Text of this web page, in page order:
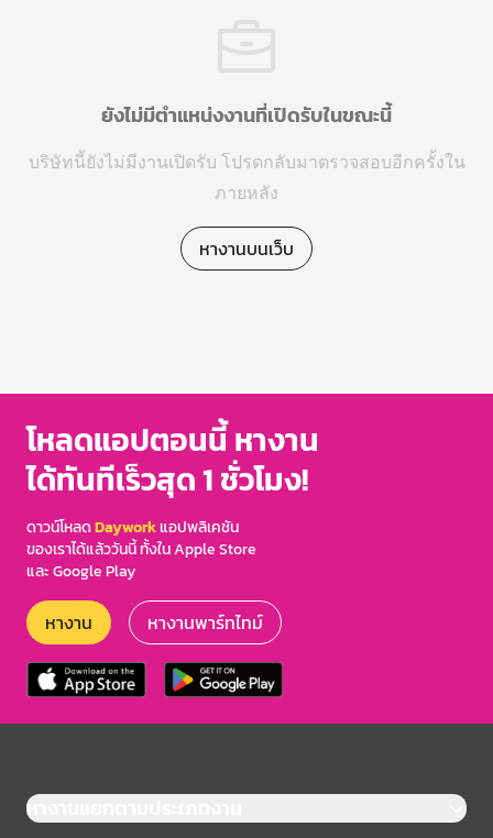
ยังไม่มีตำแหน่งงานที่เปิดรับในขณะนี้
บริษัทนี้ยังไม่มีงานเปิดรับ โปรดกลับมาตรวจสอบอีกครั้งใน
ภายหลัง
หางานบนเว็บ
โหลดแอปตอนนี้ หางาน
ได้ทันทีเร็วสุด 1 ชั่วโมง!
ดาวน์โหลดDayworkแอปพลิเคชัน
ของเราได้แล้ววันนี้ ทั้งใน Apple Store
และ Google Play
หางาน หางานพาร์ทไทม์
หางานแยกตามประเภทงาน